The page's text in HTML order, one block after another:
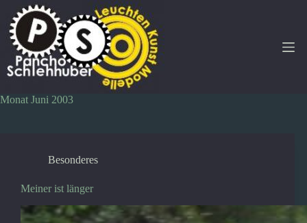
Inhalt
springen
Monat Juni 2003
Besonderes
Meiner ist länger